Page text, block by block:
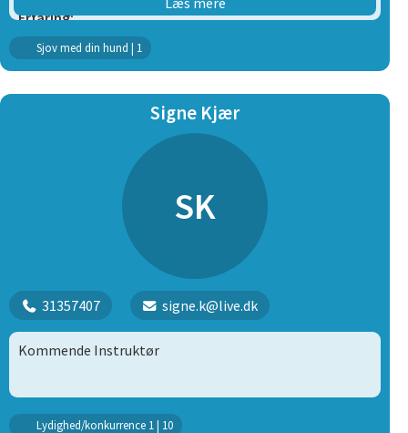
Erfaring:
Instruktør på hvalpehold 2013 - 2019
Instruktør på rally – lydighed 2018 – 2021
Instruktør på familieholdet/sjov med din hund
holdet 2021 – til nu
Går rally lydighed med egen hund (begynderklasse
til konkurrencer)
Sjov med din hund | 1
Signe Kjær
SK
31357407 signe.k@live.dk
Kommende Instruktør
Lydighed/konkurrence 1 | 10